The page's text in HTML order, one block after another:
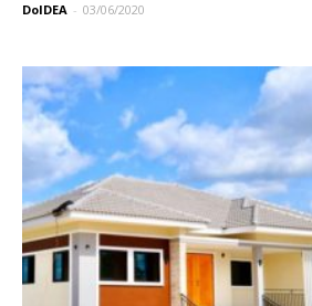
DoIDEA - 03/06/2020